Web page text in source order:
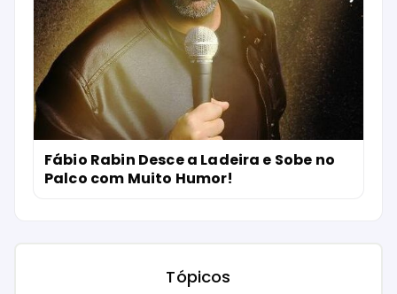
Fábio Rabin Desce a Ladeira e Sobe no
Palco com Muito Humor!
Tópicos